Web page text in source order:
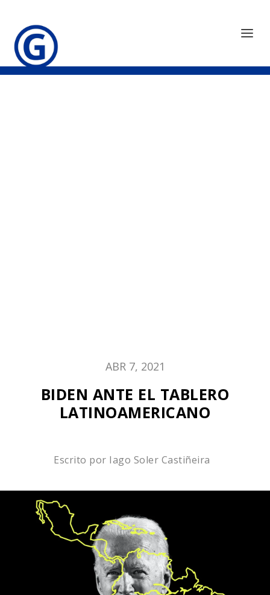
ABR 7, 2021
BIDEN ANTE EL TABLERO
LATINOAMERICANO
Escrito por Iago Soler Castiñeira